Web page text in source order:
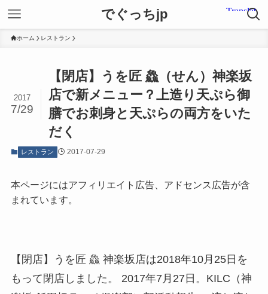
でぐっちjp
ホーム レストラン
【閉店】うを匠 鱻（せん）神楽坂
店で新メニュー？上造り天ぷら御
膳でお刺身と天ぷらの両方をいた
だく
2017
7/29
レストラン 2017-07-29
本ページにはアフィリエイト広告、アドセンス広告が含
まれています。
【閉店】うを匠 鱻 神楽坂店は2018年10月25日を
もって閉店しました。 2017年7月27日。KILC（神